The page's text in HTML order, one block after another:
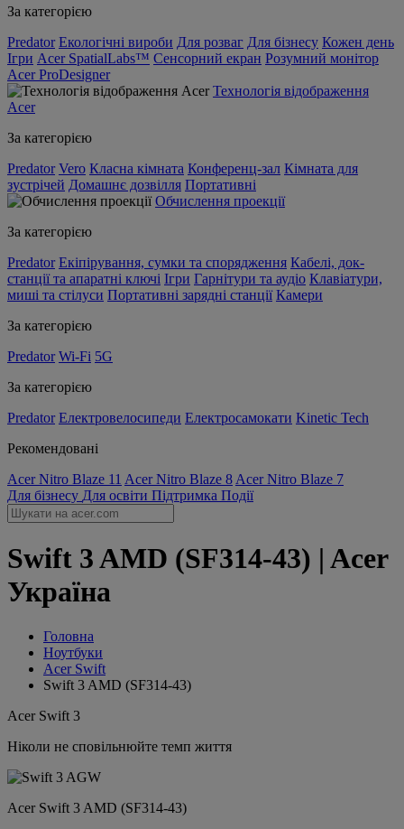
За категорією
Predator Екологічні вироби Для розваг Для бізнесу Кожен день
Ігри Acer SpatialLabs™ Сенсорний екран Розумний монітор
Acer ProDesigner
Технологія відображення
Acer
За категорією
Predator Vero Класна кімната Конференц-зал Кімната для
зустрічей Домашнє дозвілля Портативні
Обчислення проекції
За категорією
Predator Екіпірування, сумки та спорядження Кабелі, док-
станції та апаратні ключі Ігри Гарнітури та аудіо Клавіатури,
миші та стілуси Портативні зарядні станції Камери
За категорією
Predator Wi-Fi 5G
За категорією
Predator Електровелосипеди Електросамокати Kinetic Tech
Рекомендовані
Acer Nitro Blaze 11 Acer Nitro Blaze 8 Acer Nitro Blaze 7
Для бізнесу Для освіти Підтримка Події
Swift 3 AMD (SF314-43) | Acer
Україна
Головна
Ноутбуки
Acer Swift
Swift 3 AMD (SF314-43)
Acer Swift 3
Ніколи не сповільнюйте темп життя
Acer Swift 3 AMD (SF314-43)